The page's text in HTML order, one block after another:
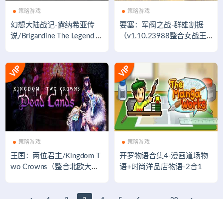
策略游戏
幻想大陆战记-露纳希亚传
说/Brigandine The Legend of
策略游戏
要塞：军阀之战-群雄割据
（v1.10.23988整合女战王D
策略游戏
王国：两位君主/Kingdom T
wo Crowns（整合北欧大地
策略游戏
开罗物语合集4-漫画道场物
语+时尚洋品店物语-2合1